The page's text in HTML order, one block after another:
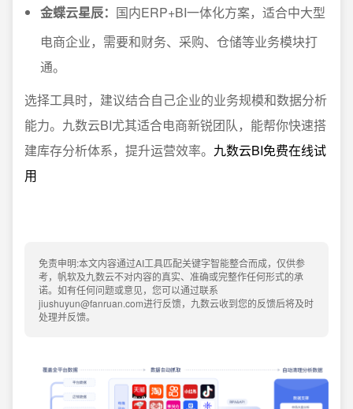
金蝶云星辰： 国内ERP+BI一体化方案，适合中大型
电商企业，需要和财务、采购、仓储等业务模块打
通。
选择工具时，建议结合自己企业的业务规模和数据分析
能力。九数云BI尤其适合电商新锐团队，能帮你快速搭
建库存分析体系，提升运营效率。 九数云BI免费在线试
用
免责申明:本文内容通过AI工具匹配关键字智能整合而成，仅供参
考，帆软及九数云不对内容的真实、准确或完整作任何形式的承
诺。如有任何问题或意见，您可以通过联系
jiushuyun@fanruan.com进行反馈，九数云收到您的反馈后将及时
处理并反馈。